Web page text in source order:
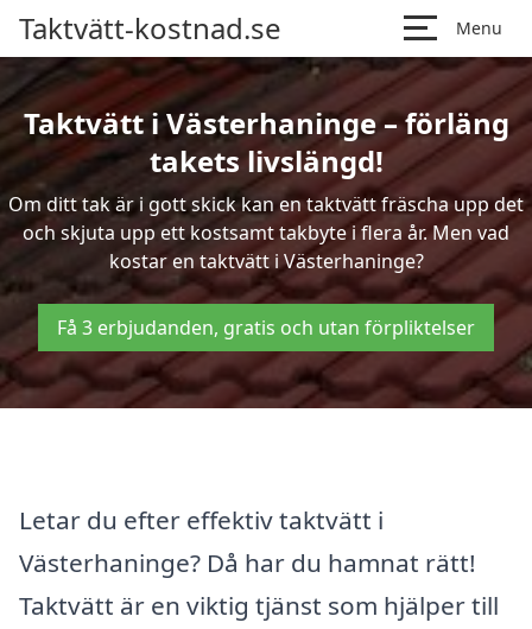
Taktvätt-kostnad.se Menu
Taktvätt i Västerhaninge – förläng
takets livslängd!
Om ditt tak är i gott skick kan en taktvätt fräscha upp det
och skjuta upp ett kostsamt takbyte i flera år. Men vad
kostar en taktvätt i Västerhaninge?
Få 3 erbjudanden, gratis och utan förpliktelser
Letar du efter effektiv taktvätt i
Västerhaninge? Då har du hamnat rätt!
Taktvätt är en viktig tjänst som hjälper till